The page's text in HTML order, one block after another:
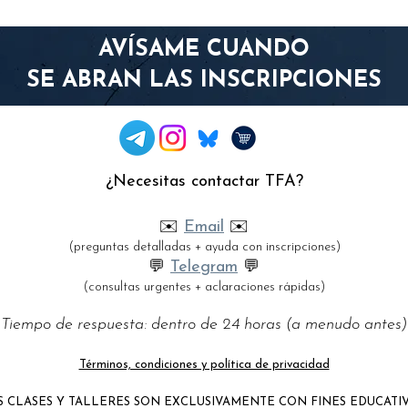
AVÍSAME CUANDO
SE ABRAN LAS INSCRIPCIONES
¿Necesitas contactar TFA?
✉️ Email ✉️
(preguntas detalladas + ayuda con inscripciones)
💬 Telegram 💬
(consultas urgentes + aclaraciones rápidas)
Tiempo de respuesta: dentro de 24 horas (a menudo antes)
Términos, condiciones y política de privacidad
CLASES Y TALLERES SON EXCLUSIVAMENTE CON FINES